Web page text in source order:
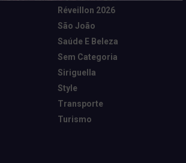
Réveillon 2026
São João
Saúde E Beleza
Sem Categoria
Siriguella
Style
Transporte
Turismo